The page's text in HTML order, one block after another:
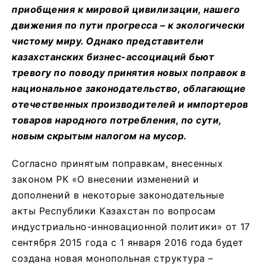
приобщения к мировой цивилизации, нашего
движения по пути прогресса – к экологически
чистому миру. Однако представители
казахстанских бизнес-ассоциаций бьют
тревогу по поводу принятия новых поправок в
национальное законодательство, облагающие
отечественных производителей и импортеров
товаров народного потребления, по сути,
новым скрытым налогом на мусор.
Согласно принятым поправкам, внесенных
законом РК «О внесении изменений и
дополнений в некоторые законодательные
акты Республики Казахстан по вопросам
индустриально-инновационной политики» от 17
сентября 2015 года с 1 января 2016 года будет
создана новая монопольная структура –